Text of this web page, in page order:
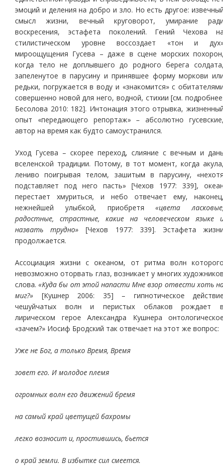
эмоций и деления на добро и зло. Но есть другое:
смысл жизни, вечный круговорот, умирание
воскресения, эстафета поколений. Гений Чехова
стилистическом уровне воссоздает «тон и
мироощущения Гусева – даже в сцене морских
когда тело не доплывшего до родного берега
запеленутое в парусину и принявшее форму моркови
редьки, погружается в воду и «знакомится» с
совершенно новой для него, водной, стихии [см.
Бесолова 2010: 182]. Интонация этого отрывка,
опыт «передающего репортаж» – абсолютно
автор на время как будто самоустранился.
Уход Гусева – скорее переход, слияние с вечным и
вселенской традиции. Потому, в тот момент, когда
лениво поигрывая телом, зашитым в парусину,
подставляет под него пасть» [Чехов 1977: 339],
перестает хмуриться, и небо отвечает ему,
нежнейшей улыбкой, приобретя«цвета
радостные, страстные, какие на человеческом языке
назвать трудно» [Чехов 1977: 339]. Эстафета
продолжается.
Ассоциация жизни с океаном, от ритма волн
невозможно оторвать глаз, возникает у многих
слова.«Куда бы от этой напасти Мне взор отвести хоть
миг?» [Кушнер 2006: 35] – гипнотическое
чешуйчатых волн и перистых облаков рождает
лирическом герое Александра Кушнера
«зачем?» Иосиф Бродский так отвечает на этот же вопрос:
Уже не Бог, а только Время, Время
зовет его. И молодое племя
огромных волн его движений бремя
на самый край цветущей бахромы
легко возносит и, простившись, бьется
о край земли. В избытке сил смеется.